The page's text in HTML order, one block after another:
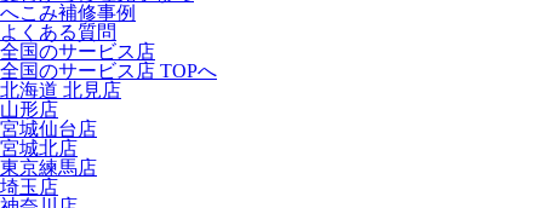
へこみ補修事例
よくある質問
全国のサービス店
全国のサービス店 TOPへ
北海道 北見店
山形店
宮城仙台店
宮城北店
東京練馬店
埼玉店